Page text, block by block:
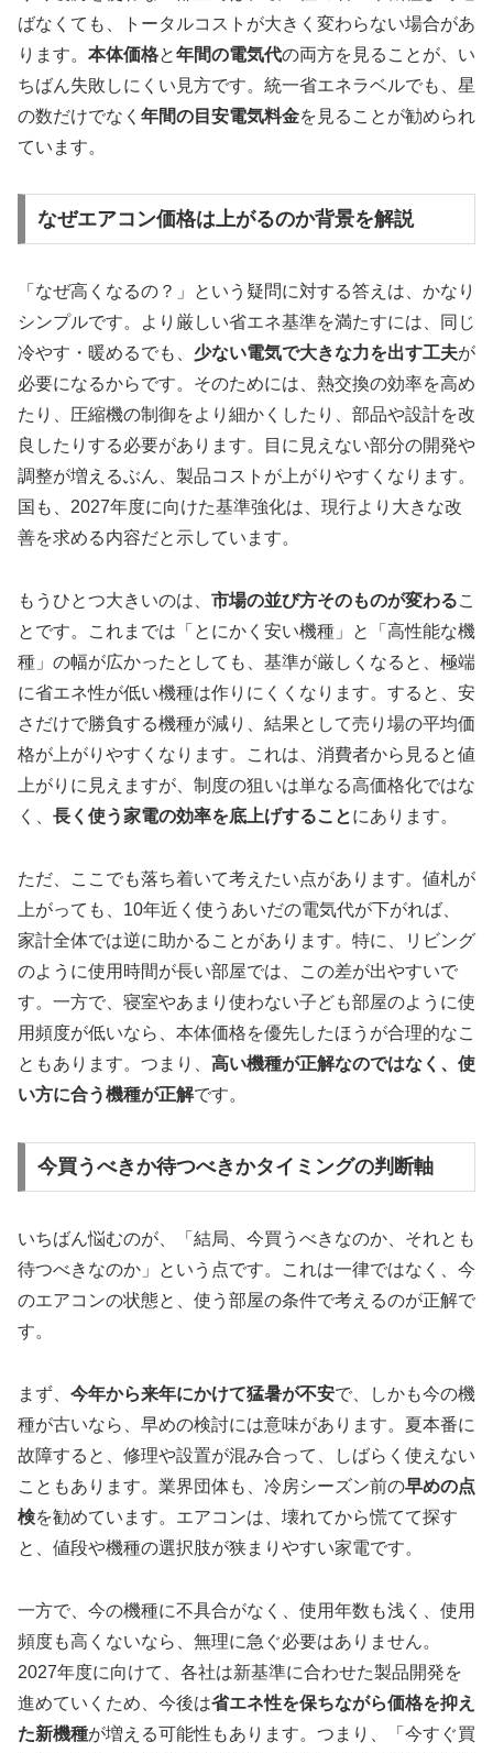
ばなくても、トータルコストが大きく変わらない場合があ
ります。 本体価格と年間の電気代の両方を見ることが、い
ちばん失敗しにくい見方です。統一省エネラベルでも、星
の数だけでなく 年間の目安電気料金を見ることが勧められ
ています。
なぜエアコン価格は上がるのか背景を解説
「なぜ高くなるの？」という疑問に対する答えは、かなり
シンプルです。より厳しい省エネ基準を満たすには、同じ
冷やす・暖めるでも、 少ない電気で大きな力を出す工夫が
必要になるからです。そのためには、熱交換の効率を高め
たり、圧縮機の制御をより細かくしたり、部品や設計を改
良したりする必要があります。目に見えない部分の開発や
調整が増えるぶん、製品コストが上がりやすくなります。
国も、2027年度に向けた基準強化は、現行より大きな改
善を求める内容だと示しています。
もうひとつ大きいのは、 市場の並び方そのものが変わるこ
とです。これまでは「とにかく安い機種」と「高性能な機
種」の幅が広かったとしても、基準が厳しくなると、極端
に省エネ性が低い機種は作りにくくなります。すると、安
さだけで勝負する機種が減り、結果として売り場の平均価
格が上がりやすくなります。これは、消費者から見ると値
上がりに見えますが、制度の狙いは単なる高価格化ではな
く、 長く使う家電の効率を底上げすることにあります。
ただ、ここでも落ち着いて考えたい点があります。値札が
上がっても、10年近く使うあいだの電気代が下がれば、
家計全体では逆に助かることがあります。特に、リビング
のように使用時間が長い部屋では、この差が出やすいで
す。一方で、寝室やあまり使わない子ども部屋のように使
用頻度が低いなら、本体価格を優先したほうが合理的なこ
ともあります。つまり、 高い機種が正解なのではなく、使
い方に合う機種が正解です。
今買うべきか待つべきかタイミングの判断軸
いちばん悩むのが、「結局、今買うべきなのか、それとも
待つべきなのか」という点です。これは一律ではなく、今
のエアコンの状態と、使う部屋の条件で考えるのが正解で
す。
まず、 今年から来年にかけて猛暑が不安で、しかも今の機
種が古いなら、早めの検討には意味があります。夏本番に
故障すると、修理や設置が混み合って、しばらく使えない
こともあります。業界団体も、冷房シーズン前の早めの点
検を勧めています。エアコンは、壊れてから慌てて探す
と、値段や機種の選択肢が狭まりやすい家電です。
一方で、今の機種に不具合がなく、使用年数も浅く、使用
頻度も高くないなら、無理に急ぐ必要はありません。
2027年度に向けて、各社は新基準に合わせた製品開発を
進めていくため、今後は省エネ性を保ちながら価格を抑え
た新機種が増える可能性もあります。つまり、「今すぐ買